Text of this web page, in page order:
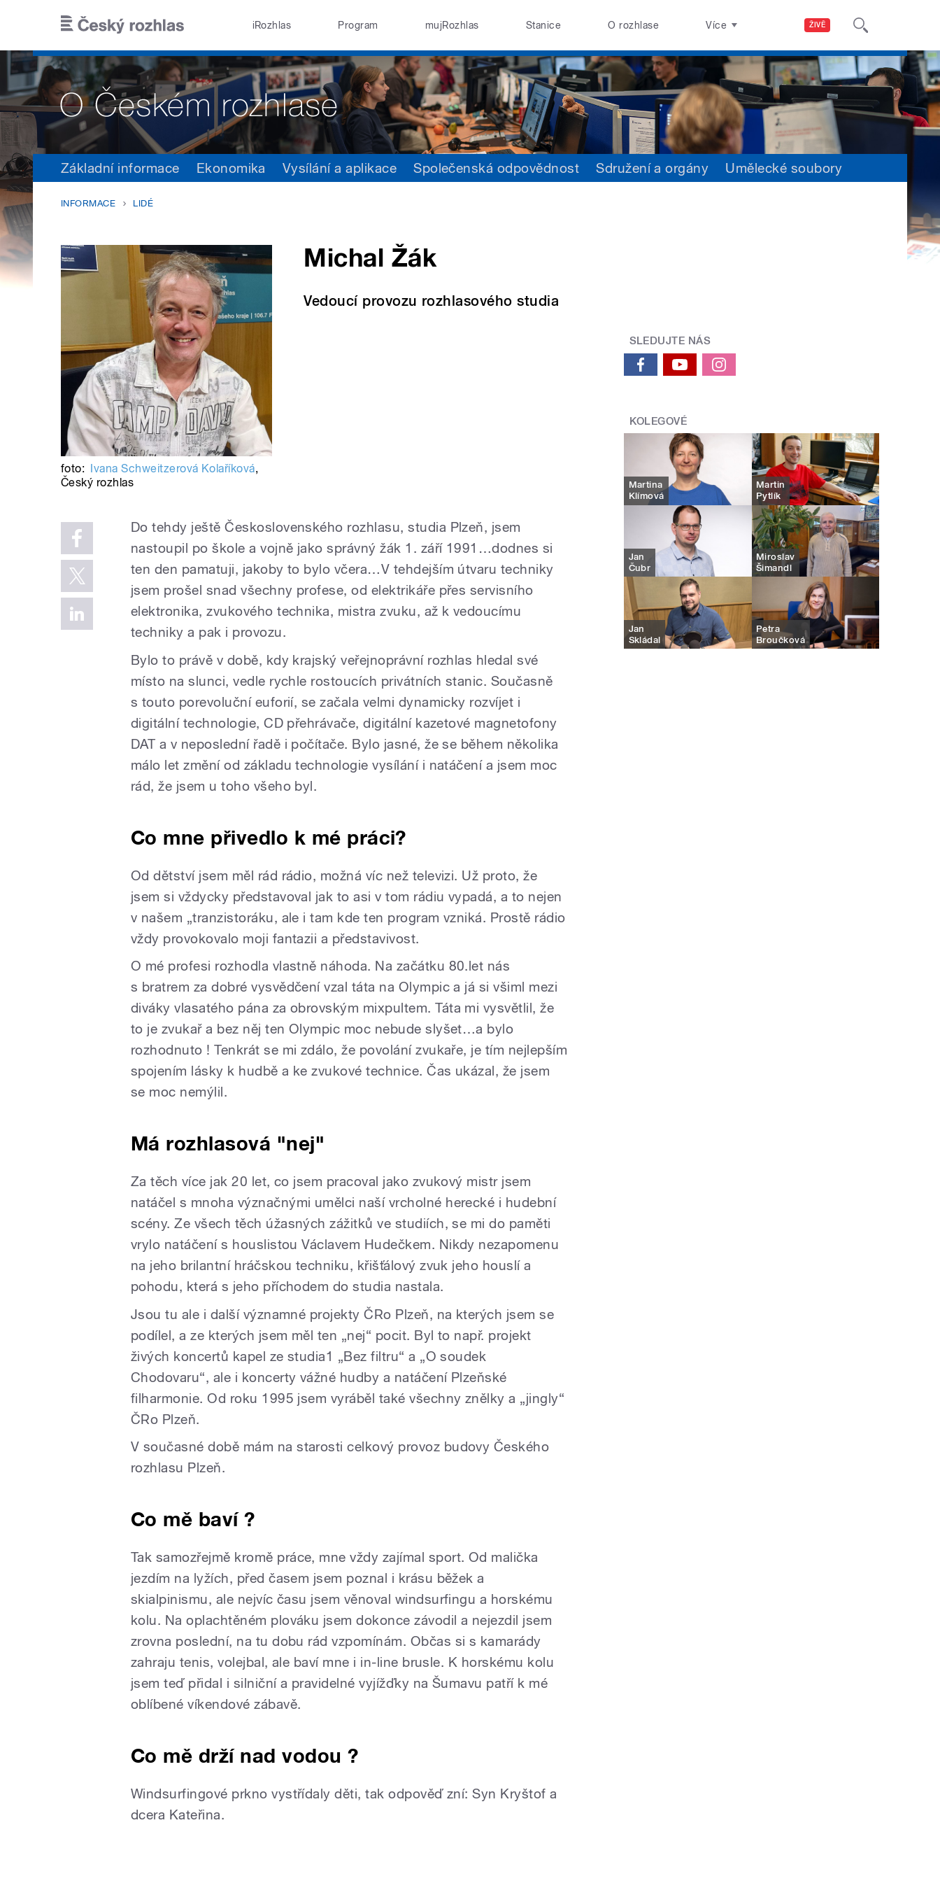
ŽIVĚ
iRozhlas Program mujRozhlas Stanice O rozhlase Více
Základní informace Ekonomika Vysílání a aplikace Společenská odpovědnost Sdružení a orgány Umělecké soubory
INFORMACE LIDÉ
Michal Žák
Vedoucí provozu rozhlasového studia
foto: Ivana Schweitzerová Kolaříková,
Český rozhlas
Do tehdy ještě Československého rozhlasu, studia Plzeň, jsem
nastoupil po škole a vojně jako správný žák 1. září 1991…dodnes si
ten den pamatuji, jakoby to bylo včera…V tehdejším útvaru techniky
jsem prošel snad všechny profese, od elektrikáře přes servisního
elektronika, zvukového technika, mistra zvuku, až k vedoucímu
techniky a pak i provozu.
Bylo to právě v době, kdy krajský veřejnoprávní rozhlas hledal své
místo na slunci, vedle rychle rostoucích privátních stanic. Současně
s touto porevoluční euforií, se začala velmi dynamicky rozvíjet i
digitální technologie, CD přehrávače, digitální kazetové magnetofony
DAT a v neposlední řadě i počítače. Bylo jasné, že se během několika
málo let změní od základu technologie vysílání i natáčení a jsem moc
rád, že jsem u toho všeho byl.
Co mne přivedlo k mé práci?
Od dětství jsem měl rád rádio, možná víc než televizi. Už proto, že
jsem si vždycky představoval jak to asi v tom rádiu vypadá, a to nejen
v našem „tranzistoráku, ale i tam kde ten program vzniká. Prostě rádio
vždy provokovalo moji fantazii a představivost.
O mé profesi rozhodla vlastně náhoda. Na začátku 80.let nás
s bratrem za dobré vysvědčení vzal táta na Olympic a já si všiml mezi
diváky vlasatého pána za obrovským mixpultem. Táta mi vysvětlil, že
to je zvukař a bez něj ten Olympic moc nebude slyšet…a bylo
rozhodnuto ! Tenkrát se mi zdálo, že povolání zvukaře, je tím nejlepším
spojením lásky k hudbě a ke zvukové technice. Čas ukázal, že jsem
se moc nemýlil.
Má rozhlasová "nej"
Za těch více jak 20 let, co jsem pracoval jako zvukový mistr jsem
natáčel s mnoha význačnými umělci naší vrcholné herecké i hudební
scény. Ze všech těch úžasných zážitků ve studiích, se mi do paměti
vrylo natáčení s houslistou Václavem Hudečkem. Nikdy nezapomenu
na jeho brilantní hráčskou techniku, křišťálový zvuk jeho houslí a
pohodu, která s jeho příchodem do studia nastala.
Jsou tu ale i další významné projekty ČRo Plzeň, na kterých jsem se
podílel, a ze kterých jsem měl ten „nej“ pocit. Byl to např. projekt
živých koncertů kapel ze studia1 „Bez filtru“ a „O soudek
Chodovaru“, ale i koncerty vážné hudby a natáčení Plzeňské
filharmonie. Od roku 1995 jsem vyráběl také všechny znělky a „jingly“
ČRo Plzeň.
V současné době mám na starosti celkový provoz budovy Českého
rozhlasu Plzeň.
Co mě baví ?
Tak samozřejmě kromě práce, mne vždy zajímal sport. Od malička
jezdím na lyžích, před časem jsem poznal i krásu běžek a
skialpinismu, ale nejvíc času jsem věnoval windsurfingu a horskému
kolu. Na oplachtěném plováku jsem dokonce závodil a nejezdil jsem
zrovna poslední, na tu dobu rád vzpomínám. Občas si s kamarády
zahraju tenis, volejbal, ale baví mne i in-line brusle. K horskému kolu
jsem teď přidal i silniční a pravidelné vyjížďky na Šumavu patří k mé
oblíbené víkendové zábavě.
Co mě drží nad vodou ?
Windsurfingové prkno vystřídaly děti, tak odpověď zní: Syn Kryštof a
dcera Kateřina.
SLEDUJTE NÁS
KOLEGOVÉ
Martina
Klímová
Martin
Pytlík
Jan
Čubr
Miroslav
Šimandl
Jan
Skládal
Petra
Broučková